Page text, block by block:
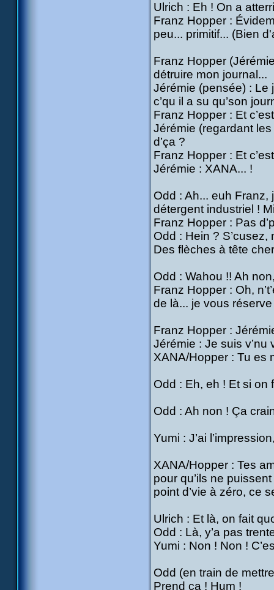
Ulrich : Eh ! On a
Franz Hopper :
peu... primitif... (Bien
Franz Hopper
détruire mon journal...
Jérémie (pensée) : Le
c’qu il a su qu’son
Franz Hopper : Et
Jérémie (regardant
d’ça ?
Franz Hopper : Et
Jérémie : XANA... !
Odd : Ah... euh Franz,
détergent industriel !
Franz Hopper : Pas
Odd : Hein ? S’cusez,
Des flèches à tête
Odd : Wahou !! Ah
Franz Hopper : Oh,
de là... je vous
Franz Hopper :
Jérémie : Je suis v’nu
XANA/Hopper : Tu es
Odd : Eh, eh ! Et si
Odd : Ah non ! Ça
Yumi : J’ai
XANA/Hopper : Tes
pour qu’ils ne
point d’vie à zéro, ce
Ulrich : Et là, on fait
Odd : Là, y’a pas
Yumi : Non ! Non !
Odd (en train de
Prend ça ! Hum !